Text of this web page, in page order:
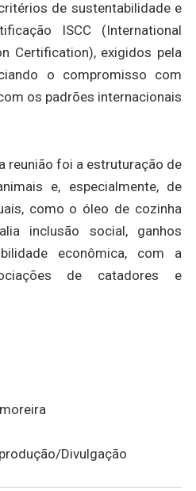
de sustentabilidade e
ISCC (International
Certification), exigidos pela
o compromisso com
os padrões internacionais
reunião foi a estruturação de
e, especialmente, de
como o óleo de cozinha
inclusão social, ganhos
econômica, com a
de catadores e
Divulgação